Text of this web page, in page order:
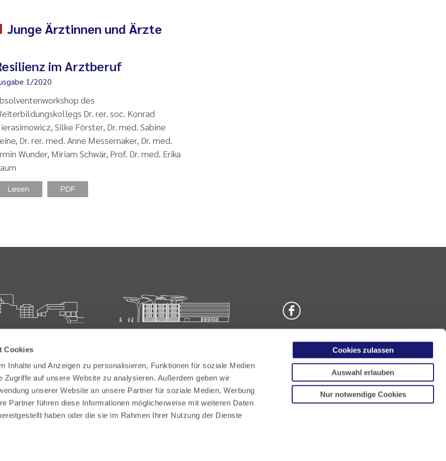
Cookies
Inhalte und Anzeigen zu personalisieren, Funktionen für soziale Medien
Zugriffe auf unsere Website zu analysieren. Außerdem geben wir
unserer Website an unsere Partner für soziale Medien, Werbung
Partner führen diese Informationen möglicherweise mit weiteren Daten
haben oder die sie im Rahmen Ihrer Nutzung der Dienste
Cookies zulassen
Auswahl erlauben
Nur notwendige Cookies
Junge Ärztinnen und Ärzte
im Arztberuf
1/2020
des
Dr. rer. soc. Konrad
Silke Förster, Dr. med. Sabine
Dr. rer. med. Anne Messemaker, Dr. med.
Wunder, Miriam Schwär, Prof. Dr. med. Erika
Lesen PDF
Weg 5
6032 782-200
6032 782-220
Carl-Oelemann-Weg 5
Tel: +49 6032 782-100
Fax: +49 6032 782-180